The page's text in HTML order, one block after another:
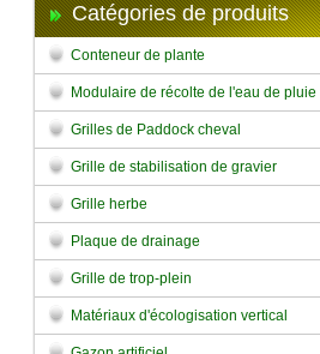
Catégories de produits
Conteneur de plante
Modulaire de récolte de l'eau de pluie
Grilles de Paddock cheval
Grille de stabilisation de gravier
Grille herbe
Plaque de drainage
Grille de trop-plein
Matériaux d'écologisation vertical